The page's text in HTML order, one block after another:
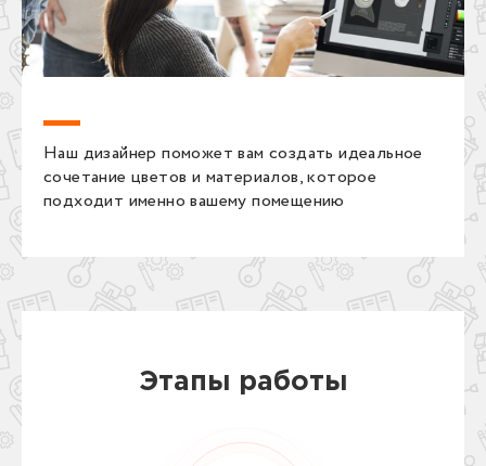
Наш дизайнер поможет вам создать идеальное
сочетание цветов и материалов, которое
подходит именно вашему помещению
Этапы работы